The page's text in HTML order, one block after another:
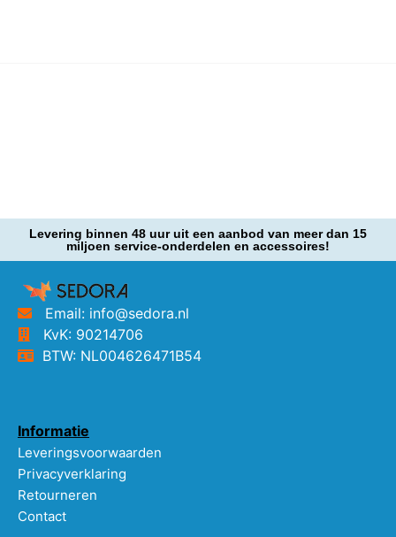
Levering binnen 48 uur uit een aanbod van meer dan 15
miljoen service-onderdelen en accessoires!
Email: info@sedora.nl
KvK: 90214706
BTW: NL004626471B54
Informatie
Leveringsvoorwaarden
Privacyverklaring
Retourneren
Contact